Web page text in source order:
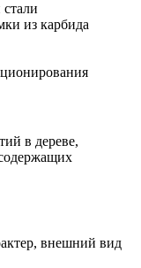
из карбида
в дереве,
внешний вид